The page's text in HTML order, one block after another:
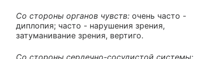
Со стороны органов чувств: очень часто -
диплопия; часто - нарушения зрения,
затуманивание зрения, вертиго.